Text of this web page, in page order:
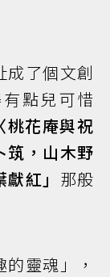
了個文創
點兒可惜
〈桃花庵與祝
筑，山木野
紅」 那般
靈魂」，